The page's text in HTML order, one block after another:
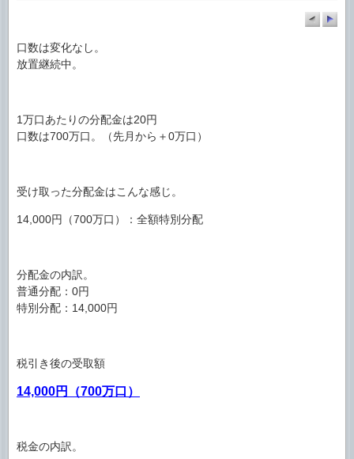
口数は変化なし。
放置継続中。
1万口あたりの分配金は20円
口数は700万口。（先月から＋0万口）
受け取った分配金はこんな感じ。
14,000円（700万口）：全額特別分配
分配金の内訳。
普通分配：0円
特別分配：14,000円
税引き後の受取額
14,000円（700万口）
税金の内訳。